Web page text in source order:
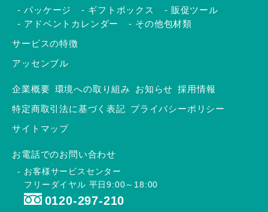
パッケージ
ギフトボックス
販促ツール
アドベントカレンダー
その他包材類
サービスの特徴
アッセンブル
企業概要 環境への取り組み お知らせ 採用情報
特定商取引法に基づく表記 プライバシーポリシー
サイトマップ
お電話でのお問い合わせ
お客様サービスセンター
フリーダイヤル 平日9:00～18:00
0120-297-210